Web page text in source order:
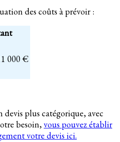
des coûts à prévoir :
000 €
devis plus catégorique, avec
besoin,vous pouvez établir
votre devis ici.